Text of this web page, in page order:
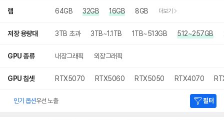
램 64GB 32GB 16GB 8GB 더보기
저장 용량대 3TB 초과 3TB~1.1TB 1TB~513GB 512~257GB
GPU 종류 내장그래픽 외장그래픽
GPU 칩셋 RTX5070 RTX5060 RTX5050 RTX4070
인기 옵션우선 노출 필터